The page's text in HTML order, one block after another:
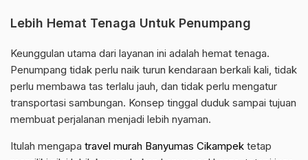
Lebih Hemat Tenaga Untuk Penumpang
Keunggulan utama dari layanan ini adalah hemat tenaga.
Penumpang tidak perlu naik turun kendaraan berkali kali, tidak
perlu membawa tas terlalu jauh, dan tidak perlu mengatur
transportasi sambungan. Konsep tinggal duduk sampai tujuan
membuat perjalanan menjadi lebih nyaman.
Itulah mengapa travel murah Banyumas Cikampek tetap